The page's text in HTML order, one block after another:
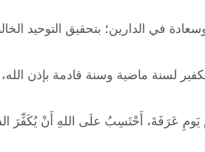
في الدارين؛ بتحقيق التوحيد
لسنة ماضية وسنة قادمة بإذن
يَومِ عَرَفَةَ، أَحْتَسِبُ علَى اللهِ أَنْ يُكَفِّرَ